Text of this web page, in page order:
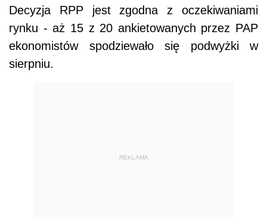
Decyzja RPP jest zgodna z oczekiwaniami
rynku - aż 15 z 20 ankietowanych przez PAP
ekonomistów spodziewało się podwyżki w
sierpniu.
REKLAMA